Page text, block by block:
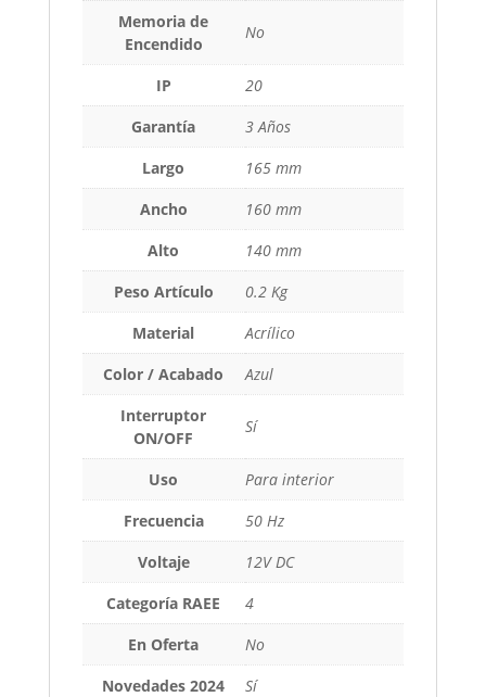
Memoria de
Encendido
No
IP
20
Garantía
3 Años
Largo
165 mm
Ancho
160 mm
Alto
140 mm
Peso Artículo
0.2 Kg
Material
Acrílico
Color / Acabado
Azul
Interruptor
ON/OFF
Sí
Uso
Para interior
Frecuencia
50 Hz
Voltaje
12V DC
Categoría RAEE
4
En Oferta
No
Novedades 2024
Sí